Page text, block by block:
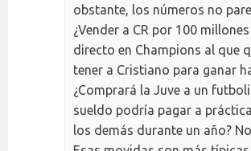
obstante, los números no
¿Vender a CR por 100
directo en Champions al que
tener a Cristiano para ganar
¿Comprará la Juve a un
sueldo podría pagar a
los demás durante un año?